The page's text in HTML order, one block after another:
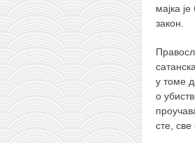
тимбеи рочин
тсунами дојо
програм
снимци наступа
галерија клуба
чланарина
мајка
закон.
у томе
о
сте,